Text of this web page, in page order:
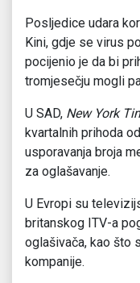
Posljedice udara
Kini, gdje se virus
pocijenio je da bi
tromjesečju mogli
U SAD, New York
kvartalnih prihoda
usporavanja broja
za oglašavanje.
U Evropi su
britanskog ITV-a
oglašivača, kao što
kompanije.